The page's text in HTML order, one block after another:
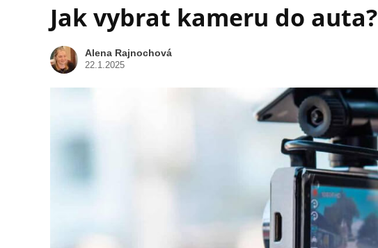
Jak vybrat kameru do auta?
Alena Rajnochová
22.1.2025